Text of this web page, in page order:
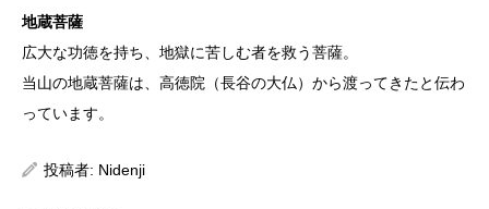
地蔵菩薩
広大な功徳を持ち、地獄に苦しむ者を救う菩薩。
当山の地蔵菩薩は、高徳院（長谷の大仏）から渡ってきたと伝わ
っています。
投稿者: Nidenji